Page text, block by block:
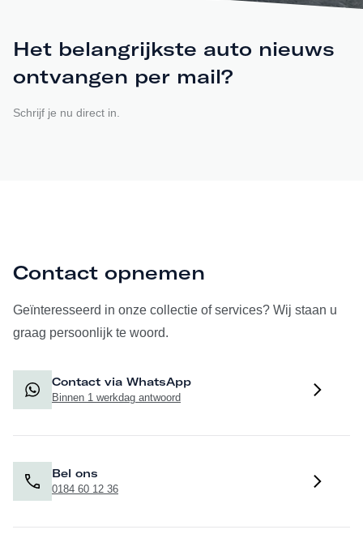
Het belangrijkste auto nieuws
ontvangen per mail?
Schrijf je nu direct in.
Contact opnemen
Geïnteresseerd in onze collectie of services? Wij staan u
graag persoonlijk te woord.
Contact via WhatsApp
Binnen 1 werkdag antwoord
Bel ons
0184 60 12 36